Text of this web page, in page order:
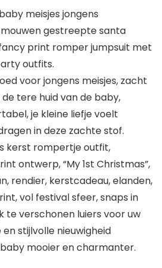
meisjes jongens
gestreepte santa
print romper jumpsuit met
outfits.
voor jongens meisjes, zacht
tere huid van de baby,
je kleine liefje voelt
in deze zachte stof.
kerst rompertje outfit,
ontwerp, “My 1st Christmas”,
rendier, kerstcadeau, elanden,
vol festival sfeer, snaps in
te verschonen luiers voor uw
stijlvolle nieuwigheid
mooier en charmanter.